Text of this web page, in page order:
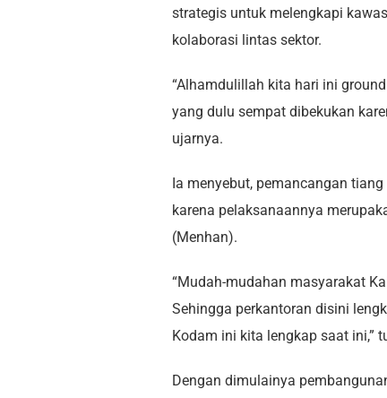
strategis untuk melengkapi
kolaborasi lintas sektor.
“Alhamdulillah kita hari ini
yang dulu sempat dibekukan
ujarnya.
Ia menyebut, pemancangan
karena pelaksanaannya
(Menhan).
“Mudah-mudahan masyarakat
Sehingga perkantoran disini
Kodam ini kita lengkap saat ini,”
Dengan dimulainya